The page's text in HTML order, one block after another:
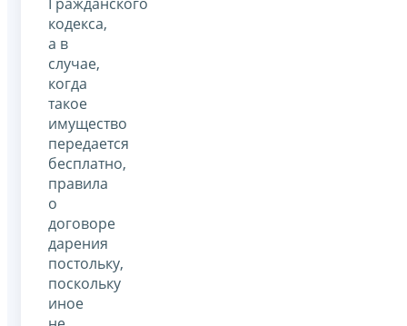
кодекса,
а в
случае,
когда
такое
имущество
передается
бесплатно,
правила
о
договоре
дарения
постольку,
поскольку
иное